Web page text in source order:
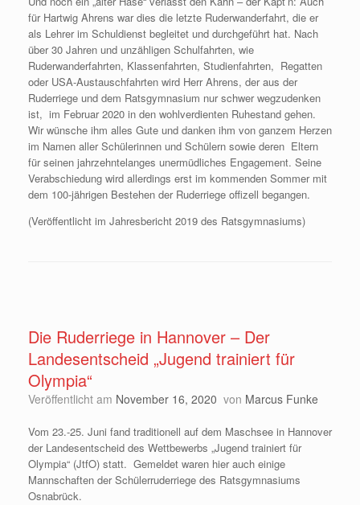
für Hartwig Ahrens war dies die letzte Ruderwanderfahrt, die er
als Lehrer im Schuldienst begleitet und durchgeführt hat. Nach
über 30 Jahren und unzähligen Schulfahrten, wie
Ruderwanderfahrten, Klassenfahrten, Studienfahrten, Regatten
oder USA-Austauschfahrten wird Herr Ahrens, der aus der
Ruderriege und dem Ratsgymnasium nur schwer wegzudenken
ist, im Februar 2020 in den wohlverdienten Ruhestand gehen.
Wir wünsche ihm alles Gute und danken ihm von ganzem Herzen
im Namen aller Schülerinnen und Schülern sowie deren Eltern
für seinen jahrzehntelanges unermüdliches Engagement. Seine
Verabschiedung wird allerdings erst im kommenden Sommer mit
dem 100-jährigen Bestehen der Ruderriege offizell begangen.
(Veröffentlicht im Jahresbericht 2019 des Ratsgymnasiums)
Die Ruderriege in Hannover – Der
Landesentscheid „Jugend trainiert für
Olympia“
Veröffentlicht am November 16, 2020 von Marcus Funke
Vom 23.-25. Juni fand traditionell auf dem Maschsee in Hannover
der Landesentscheid des Wettbewerbs „Jugend trainiert für
Olympia“ (JtfO) statt. Gemeldet waren hier auch einige
Mannschaften der Schülerruderriege des Ratsgymnasiums
Osnabrück.